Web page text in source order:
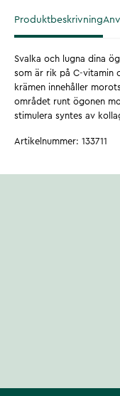
Produktbeskrivning
Svalka och lugna dina
som är rik på C-vitamin
krämen innehåller
området runt ögonen
stimulera syntes av
Artikelnummer: 133711